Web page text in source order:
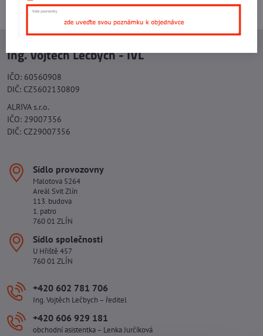
Ing. Vojtěch Lečbych - IVL
IČO: 60560908
DIČ: CZ5602130809
ALRIVA s.r.o.
IČO: 29007356
DIČ: CZ29007356
Sídlo provozovny
Malotova 5264
Areál Svit Zlín
113. budova
1. patro
760 01 ZLÍN
Sídlo společnosti
U Hřiště 457
760 01 ZLÍN
+420 602 781 706
Ing. Vojtěch Lečbych – ředitel
+420 606 929 181
obchodní asistentka – Lenka Jurčíková